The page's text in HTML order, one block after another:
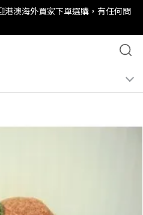
澳海外買家下單選購，有任何問